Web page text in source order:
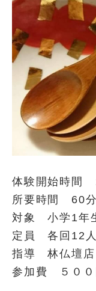
体験開始時間
所要時間 60
対象 小学1年
定員 各回12人
指導 林仏壇店
参加費 ５００